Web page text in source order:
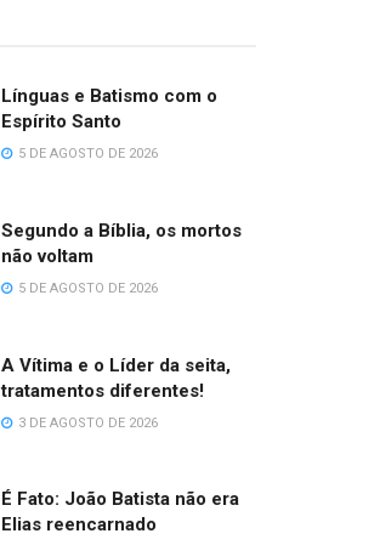
Línguas e Batismo com o
Espírito Santo
5 DE AGOSTO DE 2026
Segundo a Bíblia, os mortos
não voltam
5 DE AGOSTO DE 2026
A Vítima e o Líder da seita,
tratamentos diferentes!
3 DE AGOSTO DE 2026
É Fato: João Batista não era
Elias reencarnado